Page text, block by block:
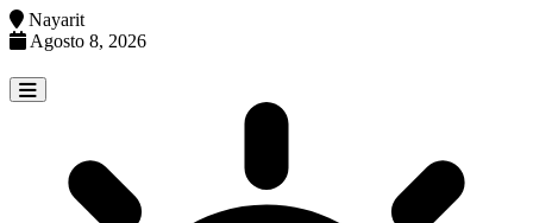
Nayarit
Agosto 8, 2026
to
content